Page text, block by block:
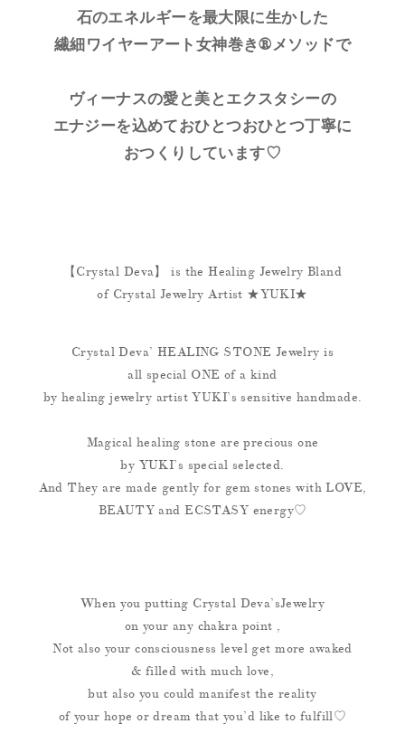
石のエネルギーを最大限に生かした
繊細ワイヤーアート女神巻き®メソッドで
ヴィーナスの愛と美とエクスタシーの
エナジーを込めておひとつおひとつ丁寧に
おつくりしています♡
【Crystal Deva】 is the Healing Jewelry Bland
of Crystal Jewelry Artist ★YUKI★
Crystal Deva’ HEALING STONE Jewelry is
all special ONE of a kind
by healing jewelry artist YUKI’s sensitive handmade.
Magical healing stone are precious one
by YUKI’s special selected.
And They are made gently for gem stones with LOVE,
BEAUTY and ECSTASY energy♡
When you putting Crystal Deva’sJewelry
on your any chakra point ,
Not also your consciousness level get more awaked
& filled with much love,
but also you could manifest the reality
of your hope or dream that you’d like to fulfill♡